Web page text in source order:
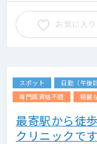
お気に入り
スポット 日勤（午後診
専門医資格不問
綺麗
最寄駅から徒
クリニックです